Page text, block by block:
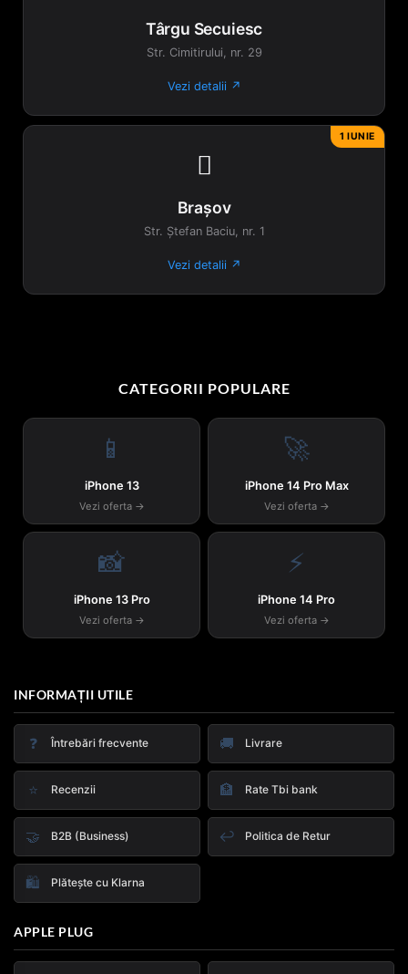
Târgu Secuiesc
Str. Cimitirului, nr. 29
Vezi detalii ↗
1 IUNIE

Brașov
Str. Ștefan Baciu, nr. 1
Vezi detalii ↗
CATEGORII POPULARE
📱
iPhone 13
Vezi oferta →
🚀
iPhone 14 Pro Max
Vezi oferta →
📸
iPhone 13 Pro
Vezi oferta →
⚡
iPhone 14 Pro
Vezi oferta →
INFORMAȚII UTILE
❓ Întrebări frecvente 🚚 Livrare
⭐ Recenzii 🏦 Rate Tbi bank
🤝 B2B (Business) ↩️ Politica de Retur
🛍️ Plătește cu Klarna
APPLE PLUG